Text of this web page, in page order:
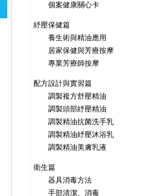
個案健康關心卡
紓壓保健篇
養生術與精油應用
居家保健與芳療按摩
專業芳療師按摩
配方設計與實習篇
調製複方舒壓精油
調製頭部紓壓精油
調製精油抗菌洗手乳
調製精油紓壓沐浴乳
調製精油美膚乳液
衛生篇
器具消毒方法
手部清潔、消毒